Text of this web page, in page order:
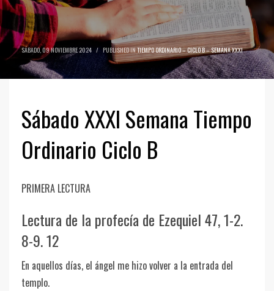
SÁBADO, 09 NOVIEMBRE 2024 / PUBLISHED IN TIEMPO ORDINARIO – CICLO B – SEMANA XXXI
Sábado XXXI Semana Tiempo
Ordinario Ciclo B
PRIMERA LECTURA
Lectura de la profecía de Ezequiel 47, 1-2.
8-9. 12
En aquellos días, el ángel me hizo volver a la entrada del
templo.